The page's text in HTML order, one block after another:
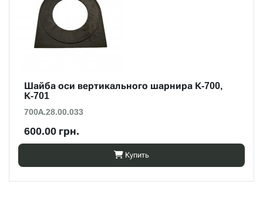
Шайба оси вертикального шарнира К-700,
К-701
700А.28.00.033
600.00 грн.
Купить